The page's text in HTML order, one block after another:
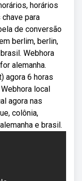
horários
para
de conversão
berlim, berlin,
Webhora
alemanha.
agora 6 horas
local
agora nas
colônia,
e brasil.